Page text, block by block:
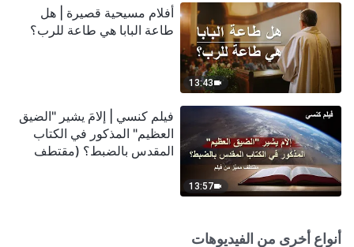
13:43
أفلام مسيحية قصيرة | هل
طاعة البابا هي طاعة للرب؟
13:57
فيلم كنسي | إلامَ يشير "الضيق
العظيم" المذكور في الكتاب
المقدس بالضبط؟ (مقتطف
أنواع أخرى من الفيديوهات